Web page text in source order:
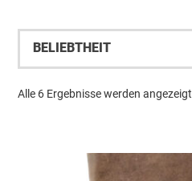
Alle 6 Ergebnisse werden angezeigt